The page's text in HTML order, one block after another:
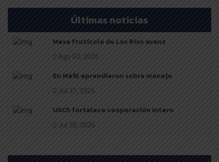
Últimas noticias
Mesa Frutícola de Los Ríos avanz
Ago 03, 2026
En Máfil aprendieron sobre manejo
Jul 31, 2026
UACh fortalece cooperación intern
Jul 30, 2026